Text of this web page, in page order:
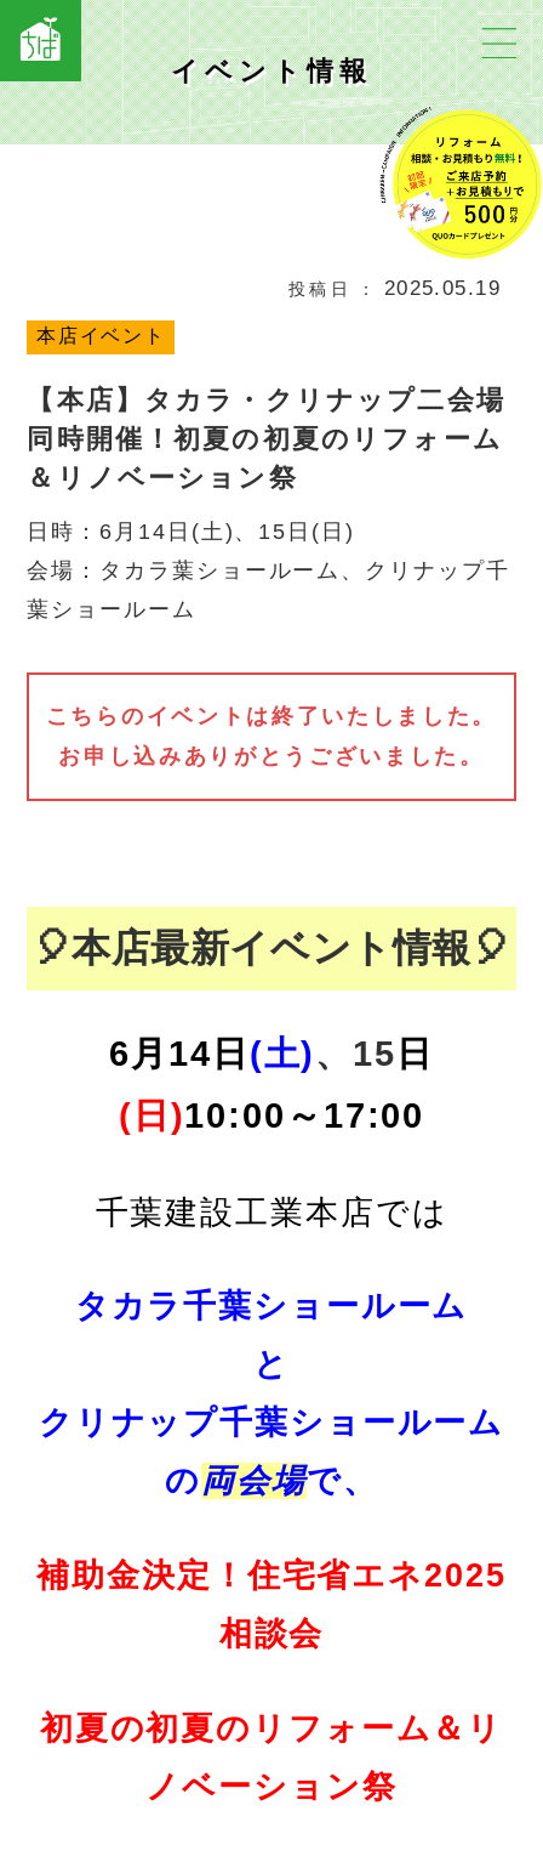
イベント情報
投稿日 2025.05.19
本店イベント
【本店】タカラ・クリナップ二会場
同時開催！初夏の初夏のリフォーム
＆リノベーション祭
日時：6月14日(土)、15日(日)
会場：タカラ葉ショールーム、クリナップ千
葉ショールーム
こちらのイベントは終了いたしました。
お申し込みありがとうございました。
🎈本店最新イベント情報🎈
6月14 日 (土)、15 日
(日)10:00～17:00
千葉建設工業本店では
タカラ千葉ショールーム
と
クリナップ千葉ショールーム
の両会場で、
補助金決定！住宅省エネ2025
相談会
初夏の初夏のリフォーム＆リ
ノベーション祭